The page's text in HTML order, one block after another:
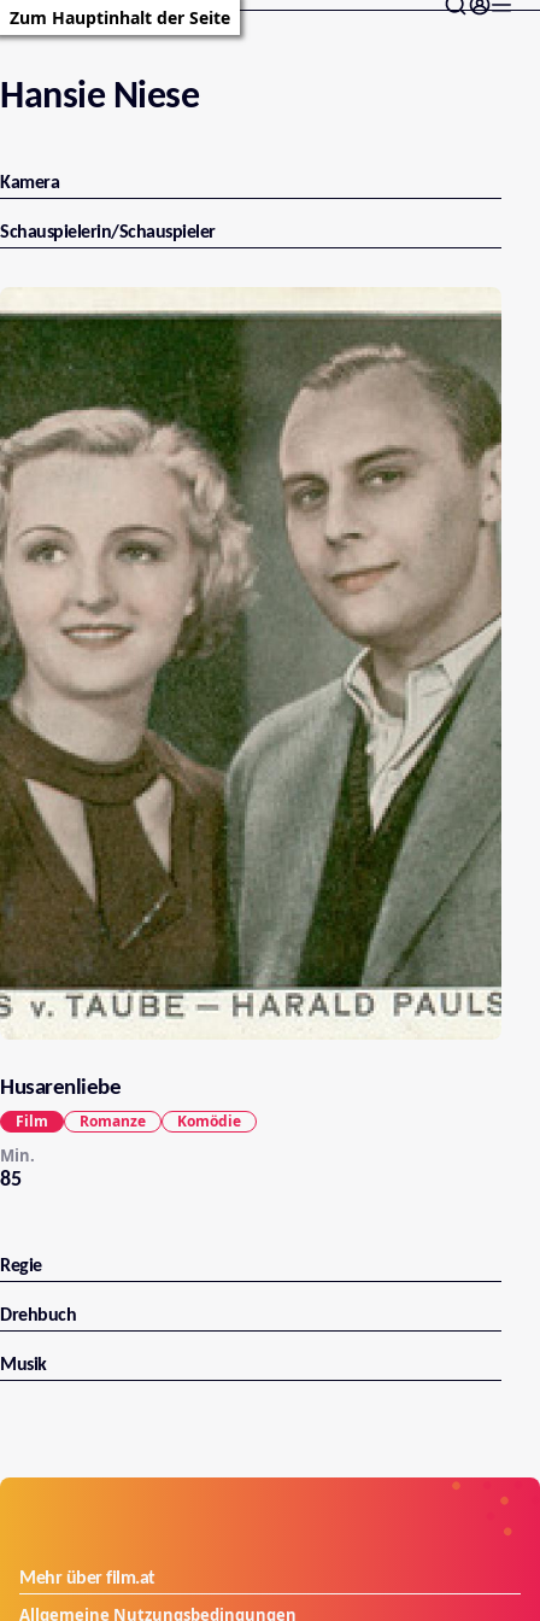
Zum Hauptinhalt der Seite
Hansie Niese
Kamera
Schauspielerin/Schauspieler
Husarenliebe
85
Min.
Film Romanze Komödie
Regie
Drehbuch
Musik
Mehr über film.at
Allgemeine Nutzungsbedingungen